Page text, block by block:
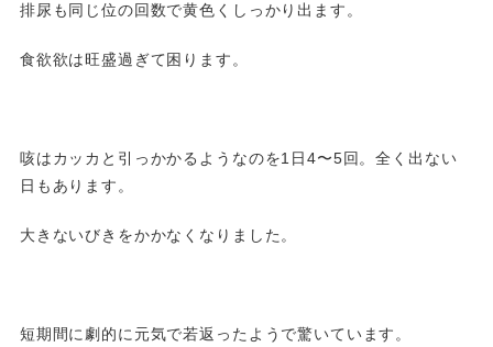
排尿も同じ位の回数で黄色くしっかり出ます。
食欲欲は旺盛過ぎて困ります。
咳はカッカと引っかかるようなのを1日4〜5回。全く出ない
日もあります。
大きないびきをかかなくなりました。
短期間に劇的に元気で若返ったようで驚いています。